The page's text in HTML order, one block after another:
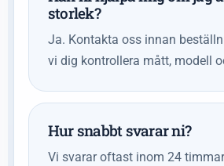
storlek?
Ja. Kontakta oss innan
vi dig kontrollera mått, modell
Hur snabbt svarar ni?
Vi svarar oftast inom 24